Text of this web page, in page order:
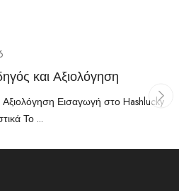
και Αξιολόγηση
Εισαγωγή στο Hashlucky
Το ...